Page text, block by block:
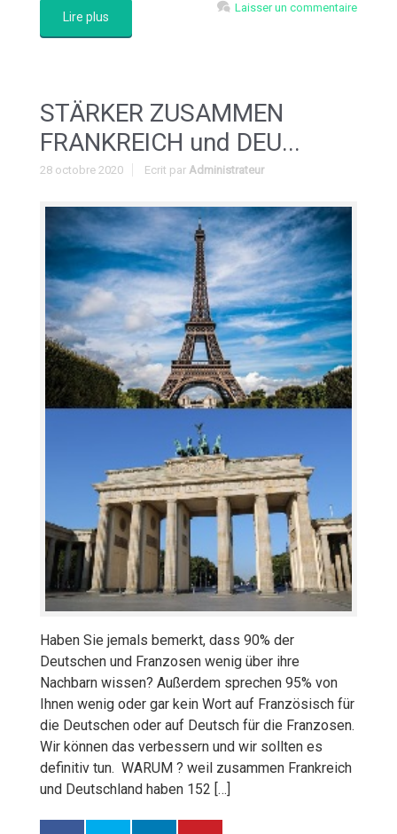
Lire plus
Laisser un commentaire
STÄRKER ZUSAMMEN
FRANKREICH und DEU...
28 octobre 2020 Ecrit par Administrateur
Haben Sie jemals bemerkt, dass 90% der
Deutschen und Franzosen wenig über ihre
Nachbarn wissen? Außerdem sprechen 95% von
Ihnen wenig oder gar kein Wort auf Französisch für
die Deutschen oder auf Deutsch für die Franzosen.
Wir können das verbessern und wir sollten es
definitiv tun. WARUM ? weil zusammen Frankreich
und Deutschland haben 152 […]